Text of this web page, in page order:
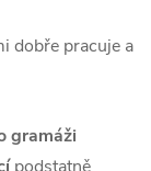
dobře pracuje a
gramáži